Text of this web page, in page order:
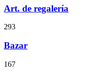
Art. de regalería
293
Bazar
167